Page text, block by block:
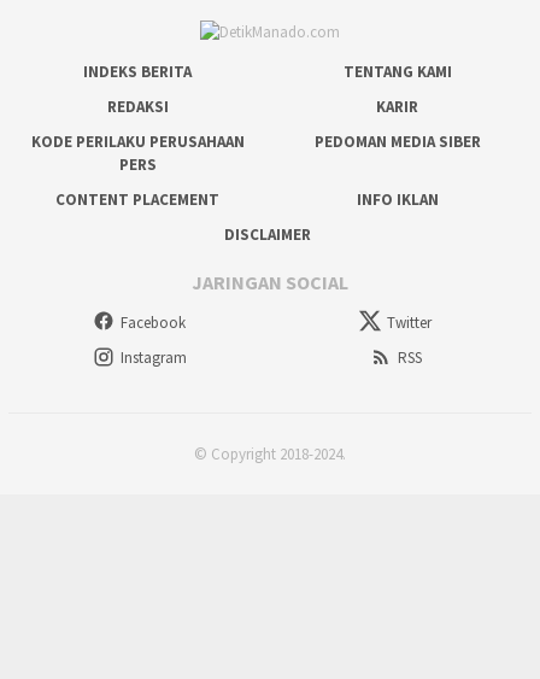
INDEKS BERITA
TENTANG KAMI
REDAKSI
KARIR
KODE PERILAKU PERUSAHAAN
PERS
PEDOMAN MEDIA SIBER
CONTENT PLACEMENT
INFO IKLAN
DISCLAIMER
JARINGAN SOCIAL
Facebook
Twitter
Instagram
RSS
© Copyright 2018-2024.